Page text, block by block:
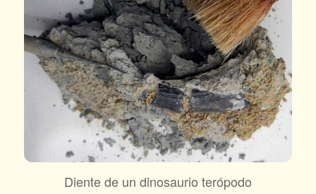
Diente de un dinosaurio terópodo